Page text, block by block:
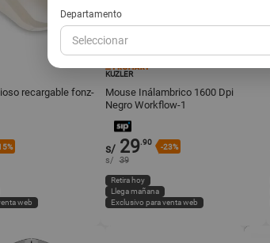
recargable fonz-
web
KUZLER
Mouse Inálambrico 1600 Dpi
Negro Workflow-1
s/ 29.90
-23%
s/ 39
Retira hoy
Llega mañana
Exclusivo para venta web
Departamento
Seleccionar